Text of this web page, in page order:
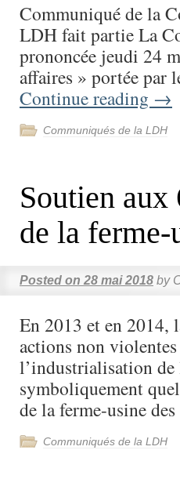
Communiqué de la
LDH fait partie La
prononcée jeudi 24
affaires » portée par
Continue reading →
Communiqués de la LDH
Soutien aux
de la ferme-
Posted on 28 mai 2018 by
En 2013 et en 2014,
actions non
l’industrialisation
symboliquement
de la ferme-usine
Communiqués de la LDH